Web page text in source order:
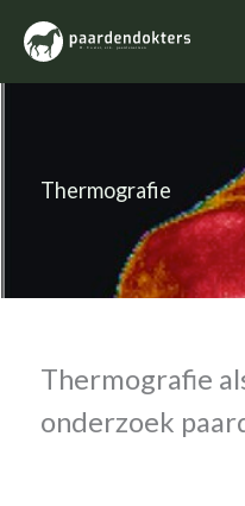
naar
Thermografie
Thermografie
onderzoek